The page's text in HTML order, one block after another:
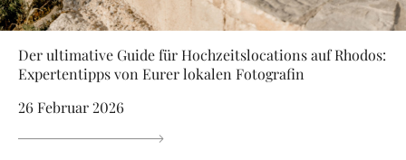
Der ultimative Guide für Hochzeitslocations auf Rhodos:
Expertentipps von Eurer lokalen Fotografin
26 Februar 2026